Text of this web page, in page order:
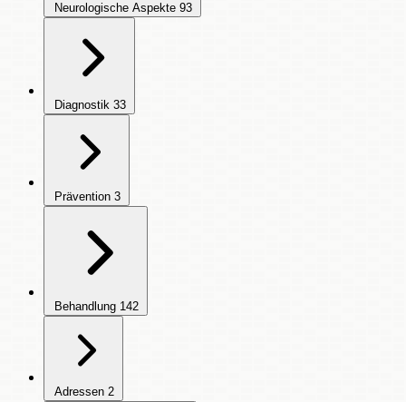
Neurologische Aspekte 93
Diagnostik 33
Prävention 3
Behandlung 142
Adressen 2